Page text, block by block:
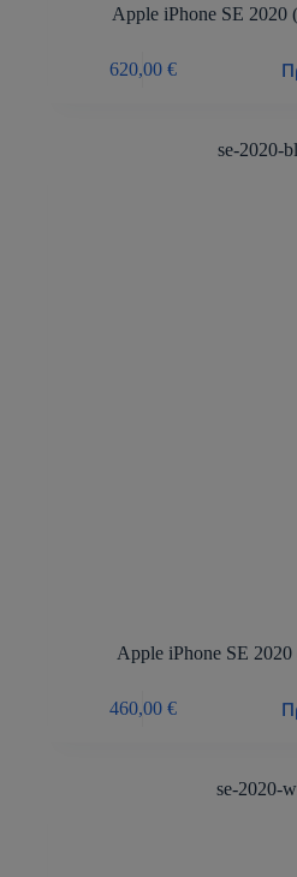
Apple iPhone SE 2020
620,00 €
Apple iPhone SE
460,00 €